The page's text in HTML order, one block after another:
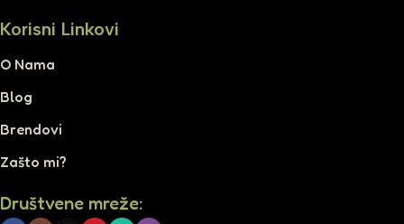
Korisni Linkovi
O Nama
Blog
Brendovi
Zašto mi?
Društvene mreže: